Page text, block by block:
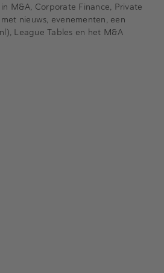
M&A, Corporate Finance, Private
nieuws, evenementen, een
League Tables en het M&A